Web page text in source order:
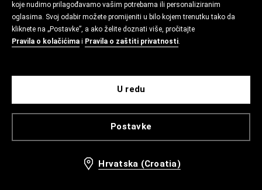
koje nudimo prilagođavamo vašim potrebama ili personaliziranim
oglasima. Svoj odabir možete promijeniti u bilo kojem trenutku tako da
kliknete na „Postavke”, a ako želite doznati više, pročitajte
Pravila o kolačićima i Pravila o zaštiti privatnosti.
Postavke
U redu
Hrvatska (Croatia)